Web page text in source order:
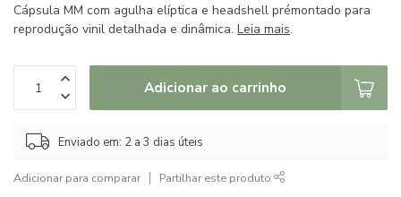
Cápsula MM com agulha elíptica e headshell prémontado para
reprodução vinil detalhada e dinâmica. Leia mais.
Adicionar ao carrinho
Enviado em: 2 a 3 dias úteis
Adicionar para comparar Partilhar este produto